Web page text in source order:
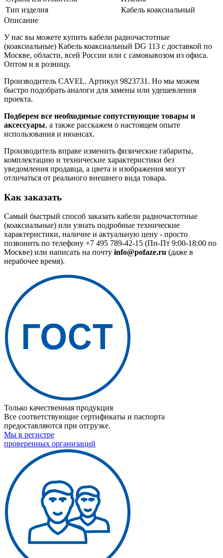
Тип изделия
Кабель коаксиальный
Описание
У нас вы можете купить кабели радиочастотные
(коаксиальные) Кабель коаксиальный DG 113 с доставкой по
Москве, области, всей России или с самовывозом из офиса.
Оптом и в розницу.
Производитель CAVEL. Артикул 9823731. Но мы можем
быстро подобрать аналоги для замены или удешевления
проекта.
Подберем все необходимые сопутствующие товары и
аксессуары, а также расскажем о настоящем опыте
использования и нюансах.
Производитель вправе изменить физические габариты,
комплектацию и технические характеристики без
уведомления продавца, а цвета и изображения могут
отличаться от реального внешнего вида товара.
Как заказать
Самый быстрый способ заказать кабели радиочастотные
(коаксиальные) или узнать подробные технические
характеристики, наличие и актуальную цену - просто
позвонить по телефону +7 495 789-42-15 (Пн-Пт 9:00-18:00 по
Москве) или написать на почту info@pofaze.ru (даже в
нерабочее время).
Только качественная продукция
Все соответствующие сертификаты и паспорта
предоставляются при отгрузке.
Мы в регистре
проверенных организаций